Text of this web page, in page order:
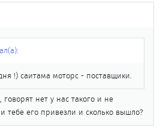
!) саитама моторс - поставщики.
нет у нас такого и не
тебе его привезли и сколько вышло?